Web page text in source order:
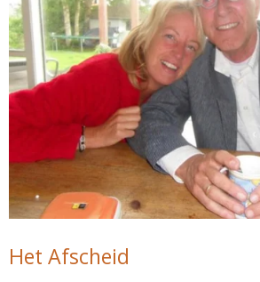
Het Afscheid